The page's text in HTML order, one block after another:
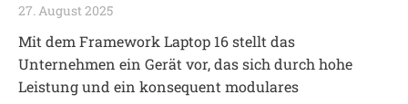
27. August 2025
Mit dem Framework Laptop 16 stellt das
Unternehmen ein Gerät vor, das sich durch hohe
Leistung und ein konsequent modulares